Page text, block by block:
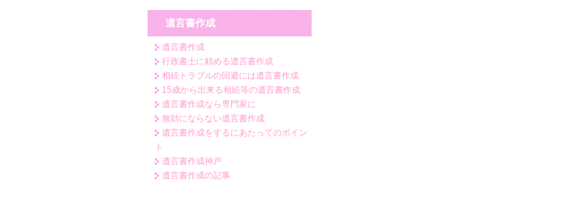
遺言書作成
遺言書作成
行政書士に頼める遺言書作成
相続トラブルの回避には遺言書作成
15歳から出来る相続等の遺言書作成
遺言書作成なら専門家に
無効にならない遺言書作成
遺言書作成をするにあたってのポイン
ト
遺言書作成神戸
遺言書作成の記事